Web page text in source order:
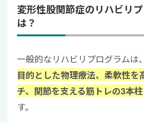
変形性股関節症のリハビリ
は？
一般的なリハビリプログラムは、
目的とした物理療法、柔軟性を
チ、関節を支える筋トレの3本柱
す。